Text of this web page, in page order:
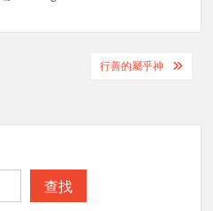
行善的屬乎神
查找